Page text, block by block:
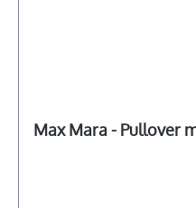
Max Mara -